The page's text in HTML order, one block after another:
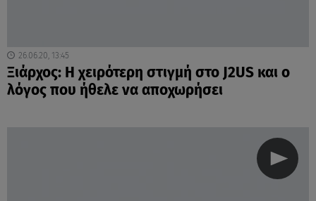
26.06.20, 13:45
Ξιάρχος: Η χειρότερη στιγμή στο J2US και ο
λόγος που ήθελε να αποχωρήσει